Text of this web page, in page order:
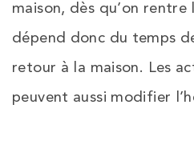
maison, dès qu’on rentre
dépend donc du temps
retour à la maison. Les
peuvent aussi modifier